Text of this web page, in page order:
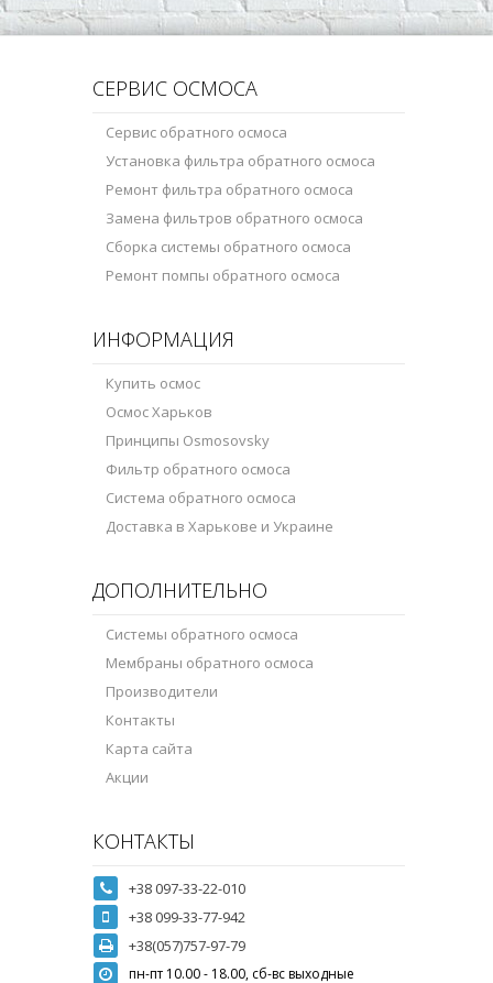
СЕРВИС ОСМОСА
Сервис обратного осмоса
Установка фильтра обратного осмоса
Ремонт фильтра обратного осмоса
Замена фильтров обратного осмоса
Сборка системы обратного осмоса
Ремонт помпы обратного осмоса
ИНФОРМАЦИЯ
Купить осмос
Осмос Харьков
Принципы Osmosovsky
Фильтр обратного осмоса
Система обратного осмоса
Доставка в Харькове и Украине
ДОПОЛНИТЕЛЬНО
Системы обратного осмоса
Мембраны обратного осмоса
Производители
Контакты
Карта сайта
Акции
КОНТАКТЫ
+38 097-33-22-010
+38 099-33-77-942
+38(057)757-97-79
пн-пт 10.00 - 18.00, сб-вс выходные